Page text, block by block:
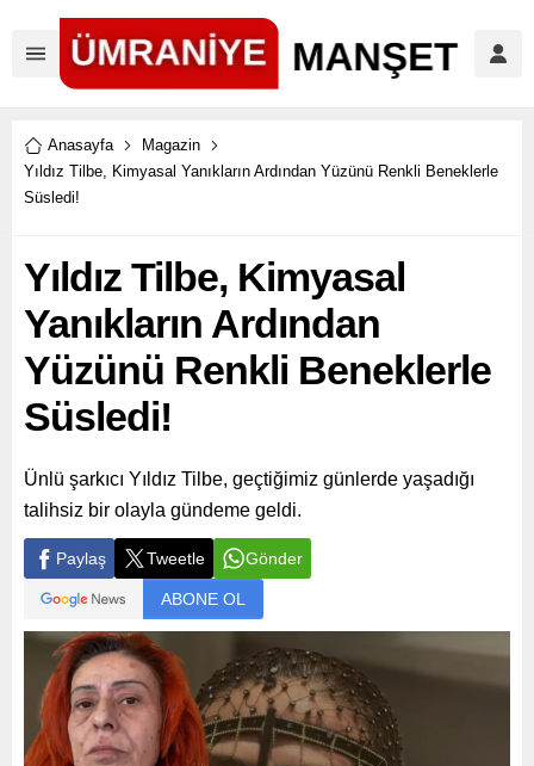
Anasayfa
Magazin
Yıldız Tilbe, Kimyasal Yanıkların Ardından Yüzünü Renkli Beneklerle
Süsledi!
Yıldız Tilbe, Kimyasal
Yanıkların Ardından
Yüzünü Renkli Beneklerle
Süsledi!
Ünlü şarkıcı Yıldız Tilbe, geçtiğimiz günlerde yaşadığı
talihsiz bir olayla gündeme geldi.
Paylaş Tweetle Gönder
ABONE OL